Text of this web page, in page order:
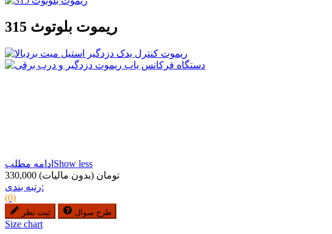
ریموت بلوتوث 315
ادامه مطلب Show less
330,000 تومان (بدون مالیات)
رتبه بندی:
(0)
ثبت نظر طرح سوال
Size chart